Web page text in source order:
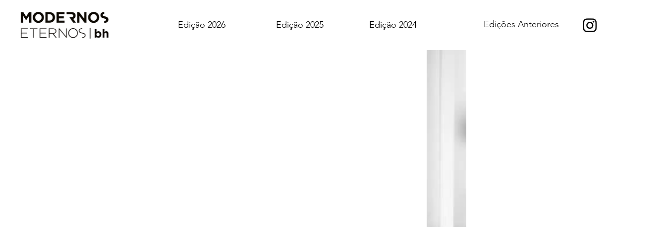
Edição 2026 Edição 2025 Edição 2024 Edições Anteriores